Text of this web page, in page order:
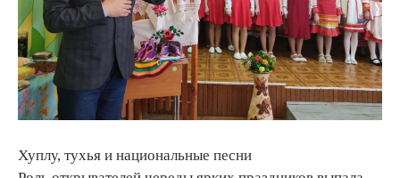
Хуплу, тухья и национальные песни